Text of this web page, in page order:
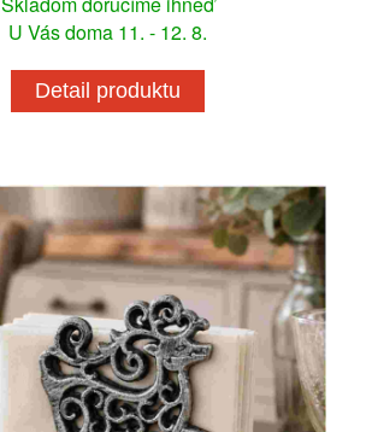
U Vás doma 11. - 12. 8.
Detail produktu